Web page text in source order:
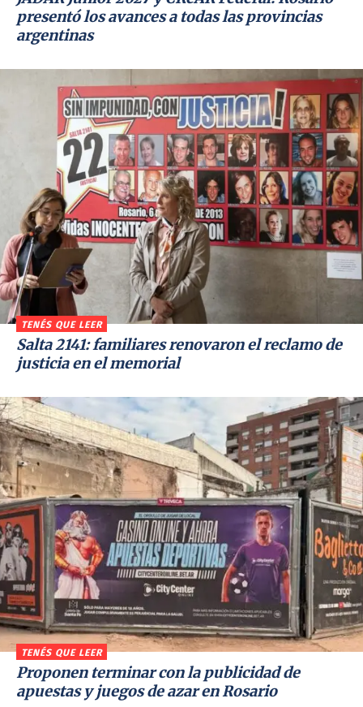
presentó los avances a todas las provincias
argentinas
TENÉS QUE LEER
Salta 2141: familiares renovaron el reclamo de
justicia en el memorial
TENÉS QUE LEER
Proponen terminar con la publicidad de
apuestas y juegos de azar en Rosario